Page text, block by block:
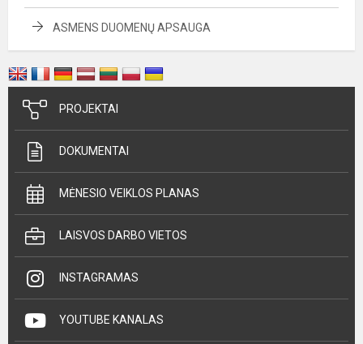
ASMENS DUOMENŲ APSAUGA
PROJEKTAI
DOKUMENTAI
MĖNESIO VEIKLOS PLANAS
LAISVOS DARBO VIETOS
INSTAGRAMAS
YOUTUBE KANALAS